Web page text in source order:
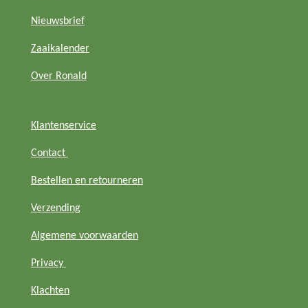
r
a
m
p
p
Nieuwsbrief
Zaaikalender
Over Ronald
Klantenservice
Contact
Bestellen en retourneren
Verzending
Algemene voorwaarden
Privacy
Klachten